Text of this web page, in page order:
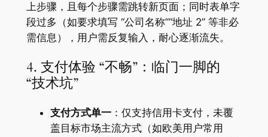
上步骤，且每个步骤需跳转新页面；同时表单字
段过多（如要求填写 “公司名称”“地址 2” 等非必
需信息），用户需反复输入，耐心逐渐流失。
4. 支付体验 “不畅”：临门一脚的
“技术坑”
支付方式单一：仅支持信用卡支付，未覆
盖目标市场主流方式（如欧美用户常用